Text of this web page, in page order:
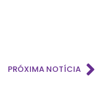
PRÓXIMA NOTÍCIA